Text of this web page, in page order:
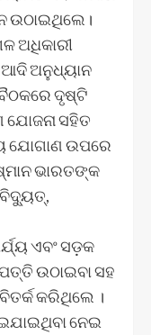
ଉଠାଇଥିଲେ।
ଅଧିକାରୀ
ଆଦି ଅନୁଧ୍ୟାନ
ଦୃଷ୍ଟି
ଯୋଜନା ସହିତ
ଯୋଗାଣ ଉପରେ
ଭାରତଙ୍କ
ଏବଂ ସଡ଼କ
ଉଠାଇବା ସହ
କରିଥିଲେ ।
ନେଇ